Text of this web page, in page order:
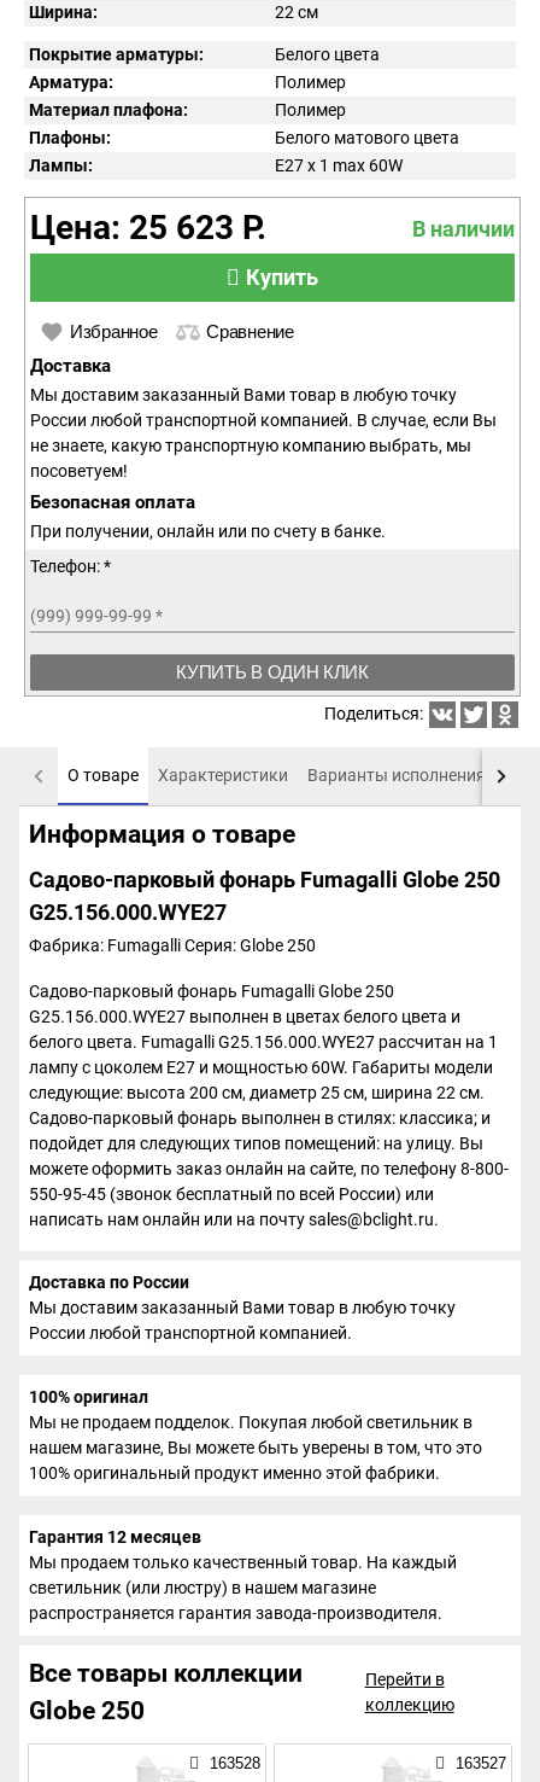
Ширина:
22 см
Покрытие арматуры:
Белого цвета
Арматура:
Полимер
Материал плафона:
Полимер
Плафоны:
Белого матового цвета
Лампы:
E27 x 1 max 60W
Цена: 25 623 Р.
В наличии
Купить
Избранное Сравнение
Доставка
Мы доставим заказанный Вами товар в любую точку
России любой транспортной компанией. В случае, если Вы
не знаете, какую транспортную компанию выбрать, мы
посоветуем!
Безопасная оплата
При получении, онлайн или по счету в банке.
Телефон: *
(999) 999-99-99 *
КУПИТЬ В ОДИН КЛИК
Поделиться:
О товаре Характеристики Варианты исполнения
Информация о товаре
Садово-парковый фонарь Fumagalli Globe 250
G25.156.000.WYE27
Фабрика: FumagalliСерия: Globe 250
Садово-парковый фонарь Fumagalli Globe 250
G25.156.000.WYE27 выполнен в цветах белого цвета и
белого цвета. Fumagalli G25.156.000.WYE27 рассчитан на 1
лампу с цоколем E27 и мощностью 60W. Габариты модели
следующие: высота 200 см, диаметр 25 см, ширина 22 см.
Садово-парковый фонарь выполнен в стилях: классика; и
подойдет для следующих типов помещений: на улицу. Вы
можете оформить заказ онлайн на сайте, по телефону 8-800-
550-95-45 (звонок бесплатный по всей России) или
написать нам онлайн или на почту sales@bclight.ru.
Доставка по России
Мы доставим заказанный Вами товар в любую точку
России любой транспортной компанией.
100% оригинал
Мы не продаем подделок. Покупая любой светильник в
нашем магазине, Вы можете быть уверены в том, что это
100% оригинальный продукт именно этой фабрики.
Гарантия 12 месяцев
Мы продаем только качественный товар. На каждый
светильник (или люстру) в нашем магазине
распространяется гарантия завода-производителя.
Все товары коллекции
Globe 250
Перейти в
коллекцию
163528 163527